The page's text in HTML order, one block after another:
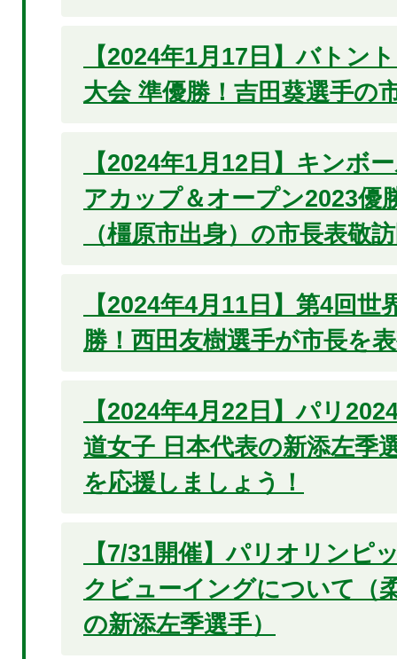
【2024年1月17日】バトン
大会 準優勝！吉田葵選手の
【2024年1月12日】キンボ
アカップ＆オープン2023優
（橿原市出身）の市長表敬
【2024年4月11日】第4回世
勝！西田友樹選手が市長を
【2024年4月22日】パリ
道女子 日本代表の新添左季
を応援しましょう！
【7/31開催】パリオリンピ
クビューイングについて（
の新添左季選手）